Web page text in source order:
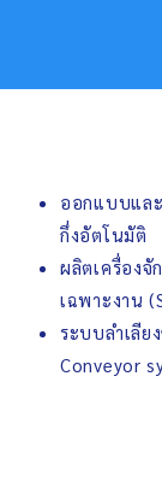
ออกแบบแล
กึ่งอัตโนมัติ
ผลิตเครื่องจั
เฉพาะงาน
ระบบลำเลี
Conveyor